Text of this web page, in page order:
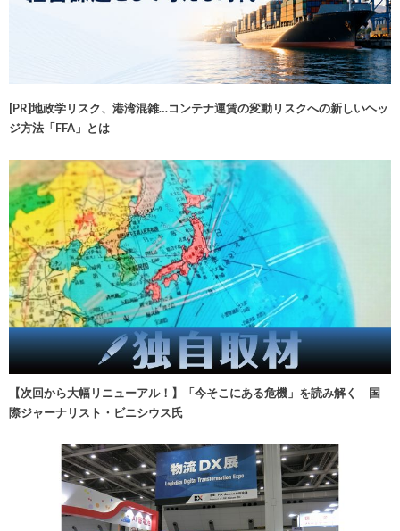
[PR]地政学リスク、港湾混雑…コンテナ運賃の変動リスクへの新しいヘッ
ジ方法「FFA」とは
【次回から大幅リニューアル！】「今そこにある危機」を読み解く 国
際ジャーナリスト・ビニシウス氏